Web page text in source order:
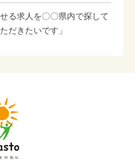
る求人を〇〇県内で探して
だきたいです」